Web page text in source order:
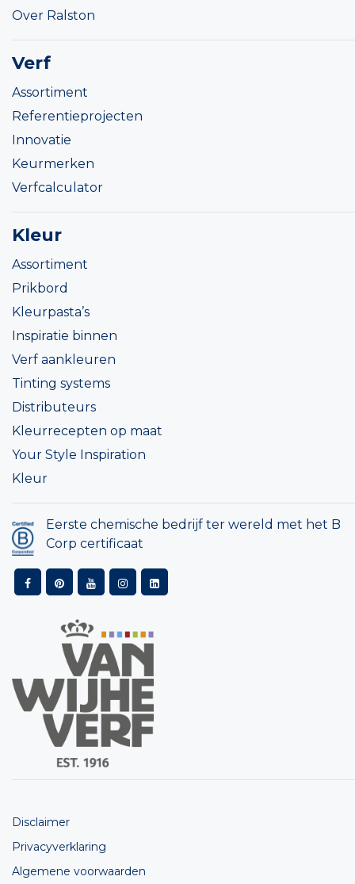
Over Ralston
Verf
Assortiment
Referentieprojecten
Innovatie
Keurmerken
Verfcalculator
Kleur
Assortiment
Prikbord
Kleurpasta’s
Inspiratie binnen
Verf aankleuren
Tinting systems
Distributeurs
Kleurrecepten op maat
Your Style Inspiration
Kleur
Eerste chemische bedrijf ter wereld met het B
Corp certificaat
Disclaimer
Privacyverklaring
Algemene voorwaarden